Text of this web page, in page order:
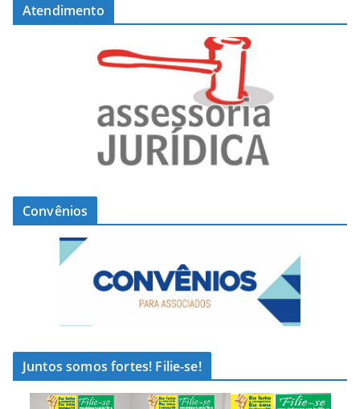
Atendimento
Convênios
Juntos somos fortes! Filie-se!